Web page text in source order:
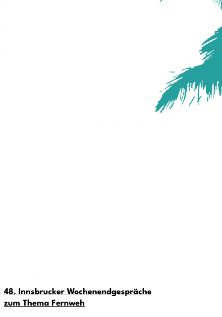
48. Innsbrucker Wochenendgespräche
zum Thema Fernweh